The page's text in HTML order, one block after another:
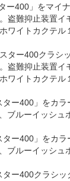
ー400」をマイナ
盗難抑止装置
ワイトカクテ
ター400クラシ
盗難抑止装置
ワイトカクテ
ー400」をカラ
ブルーイッシ
ー400」をカラ
ブルーイッシュ
ー400クラシッ